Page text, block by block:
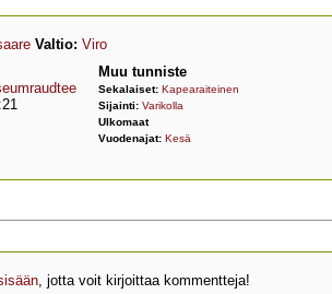
Valtio: Viro
Muu tunniste
Sekalaiset: Kapearaiteinen
Sijainti: Varikolla
Ulkomaat
Vuodenajat: Kesä
, jotta voit kirjoittaa kommentteja!